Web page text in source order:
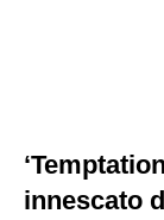
innescato